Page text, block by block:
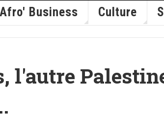
Afro' Business Culture
l'autre